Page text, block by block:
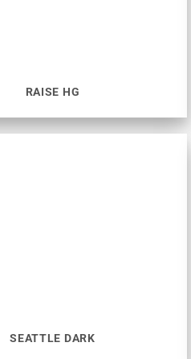
RAISE HG
SEATTLE DARK